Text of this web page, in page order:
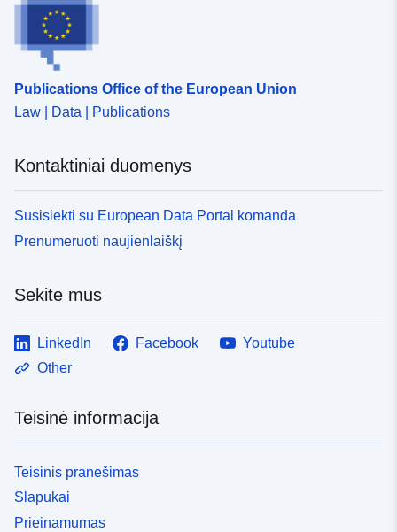
Publications Office of the European Union
Law | Data | Publications
Kontaktiniai duomenys
Susisiekti su European Data Portal komanda
Prenumeruoti naujienlaiškį
Sekite mus
LinkedIn Facebook
Youtube
Other
Teisinė informacija
Teisinis pranešimas
Slapukai
Prieinamumas